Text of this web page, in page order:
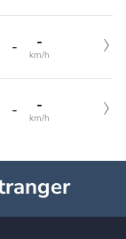
- -
km/h
- -
km/h